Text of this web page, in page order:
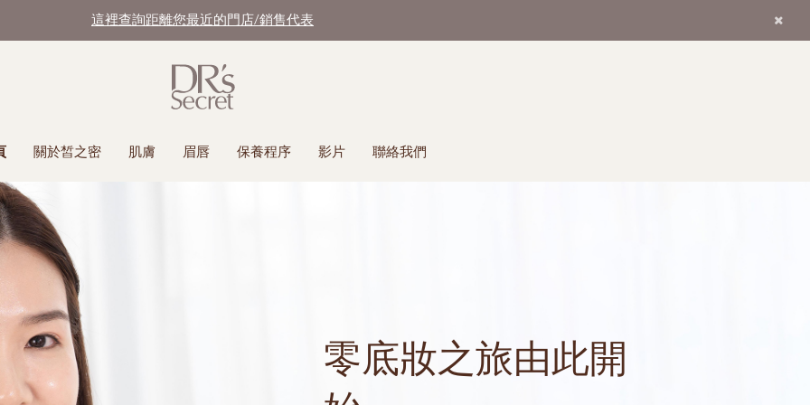
這裡查詢距離您最近的門店/銷售代表
關於皙之密 肌膚 眉唇 保養程序 影片 聯絡我們
零底妝之旅由此開